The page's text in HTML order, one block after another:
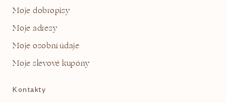
Moje dobropisy
Moje adresy
Moje osobní údaje
Moje slevové kupóny
Kontakty